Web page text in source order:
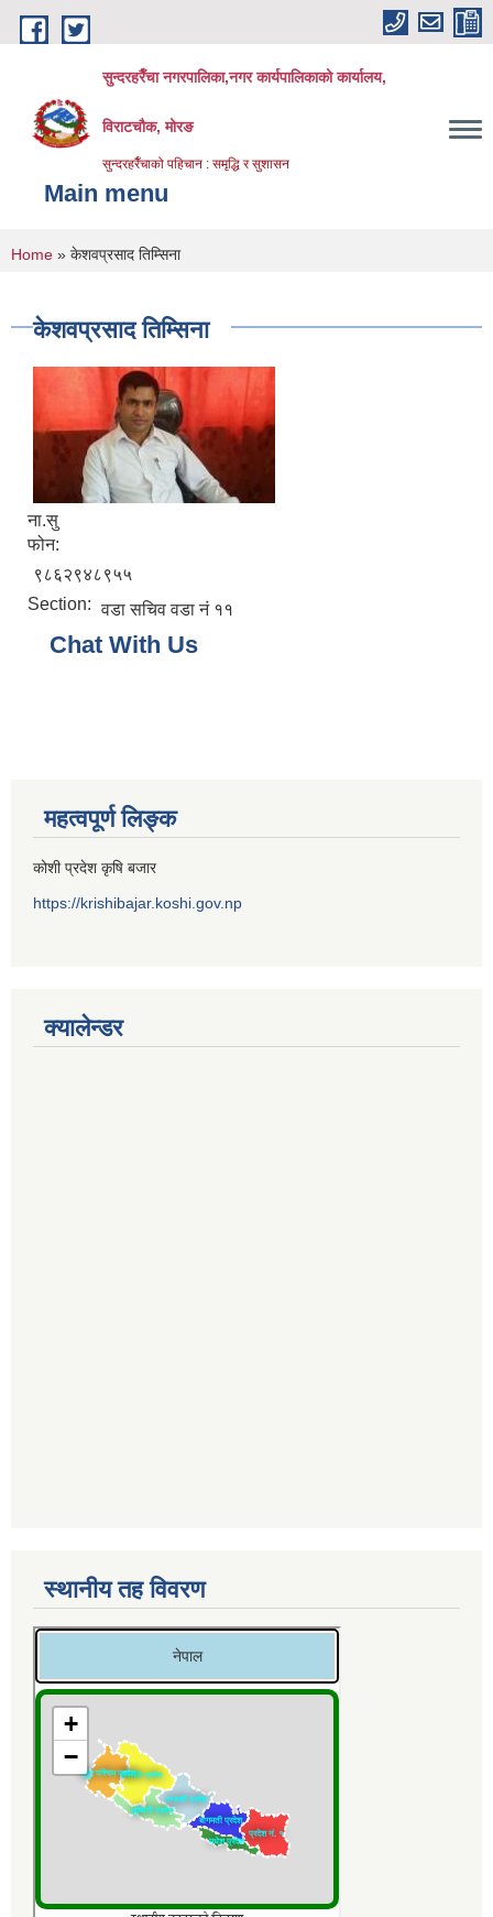
Skip to main content
सुन्दरहरैँचा नगरपालिका,नगर कार्यपालिकाको कार्यालय,
विराटचौक, मोरङ
सुन्दरहरैँचाको पहिचान : समृद्धि र सुशासन
Main menu
You are here
Home » केशवप्रसाद तिम्सिना
केशवप्रसाद तिम्सिना
ना.सु
फोन:
९८६२९४८९५५
Section: वडा सचिव वडा नं ११
Chat With Us
महत्वपूर्ण लिङ्क
कोशी प्रदेश कृषि बजार
https://krishibajar.koshi.gov.np
क्यालेन्डर
स्थानीय तह विवरण